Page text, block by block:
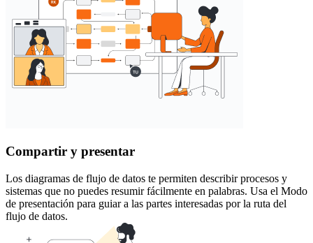
Compartir y presentar
Los diagramas de flujo de datos te permiten describir procesos y
sistemas que no puedes resumir fácilmente en palabras. Usa el Modo
de presentación para guiar a las partes interesadas por la ruta del
flujo de datos.